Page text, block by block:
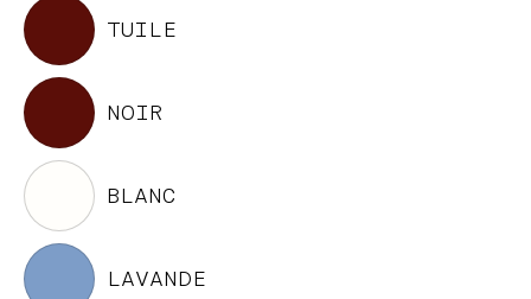
TUILE
NOIR
BLANC
LAVANDE